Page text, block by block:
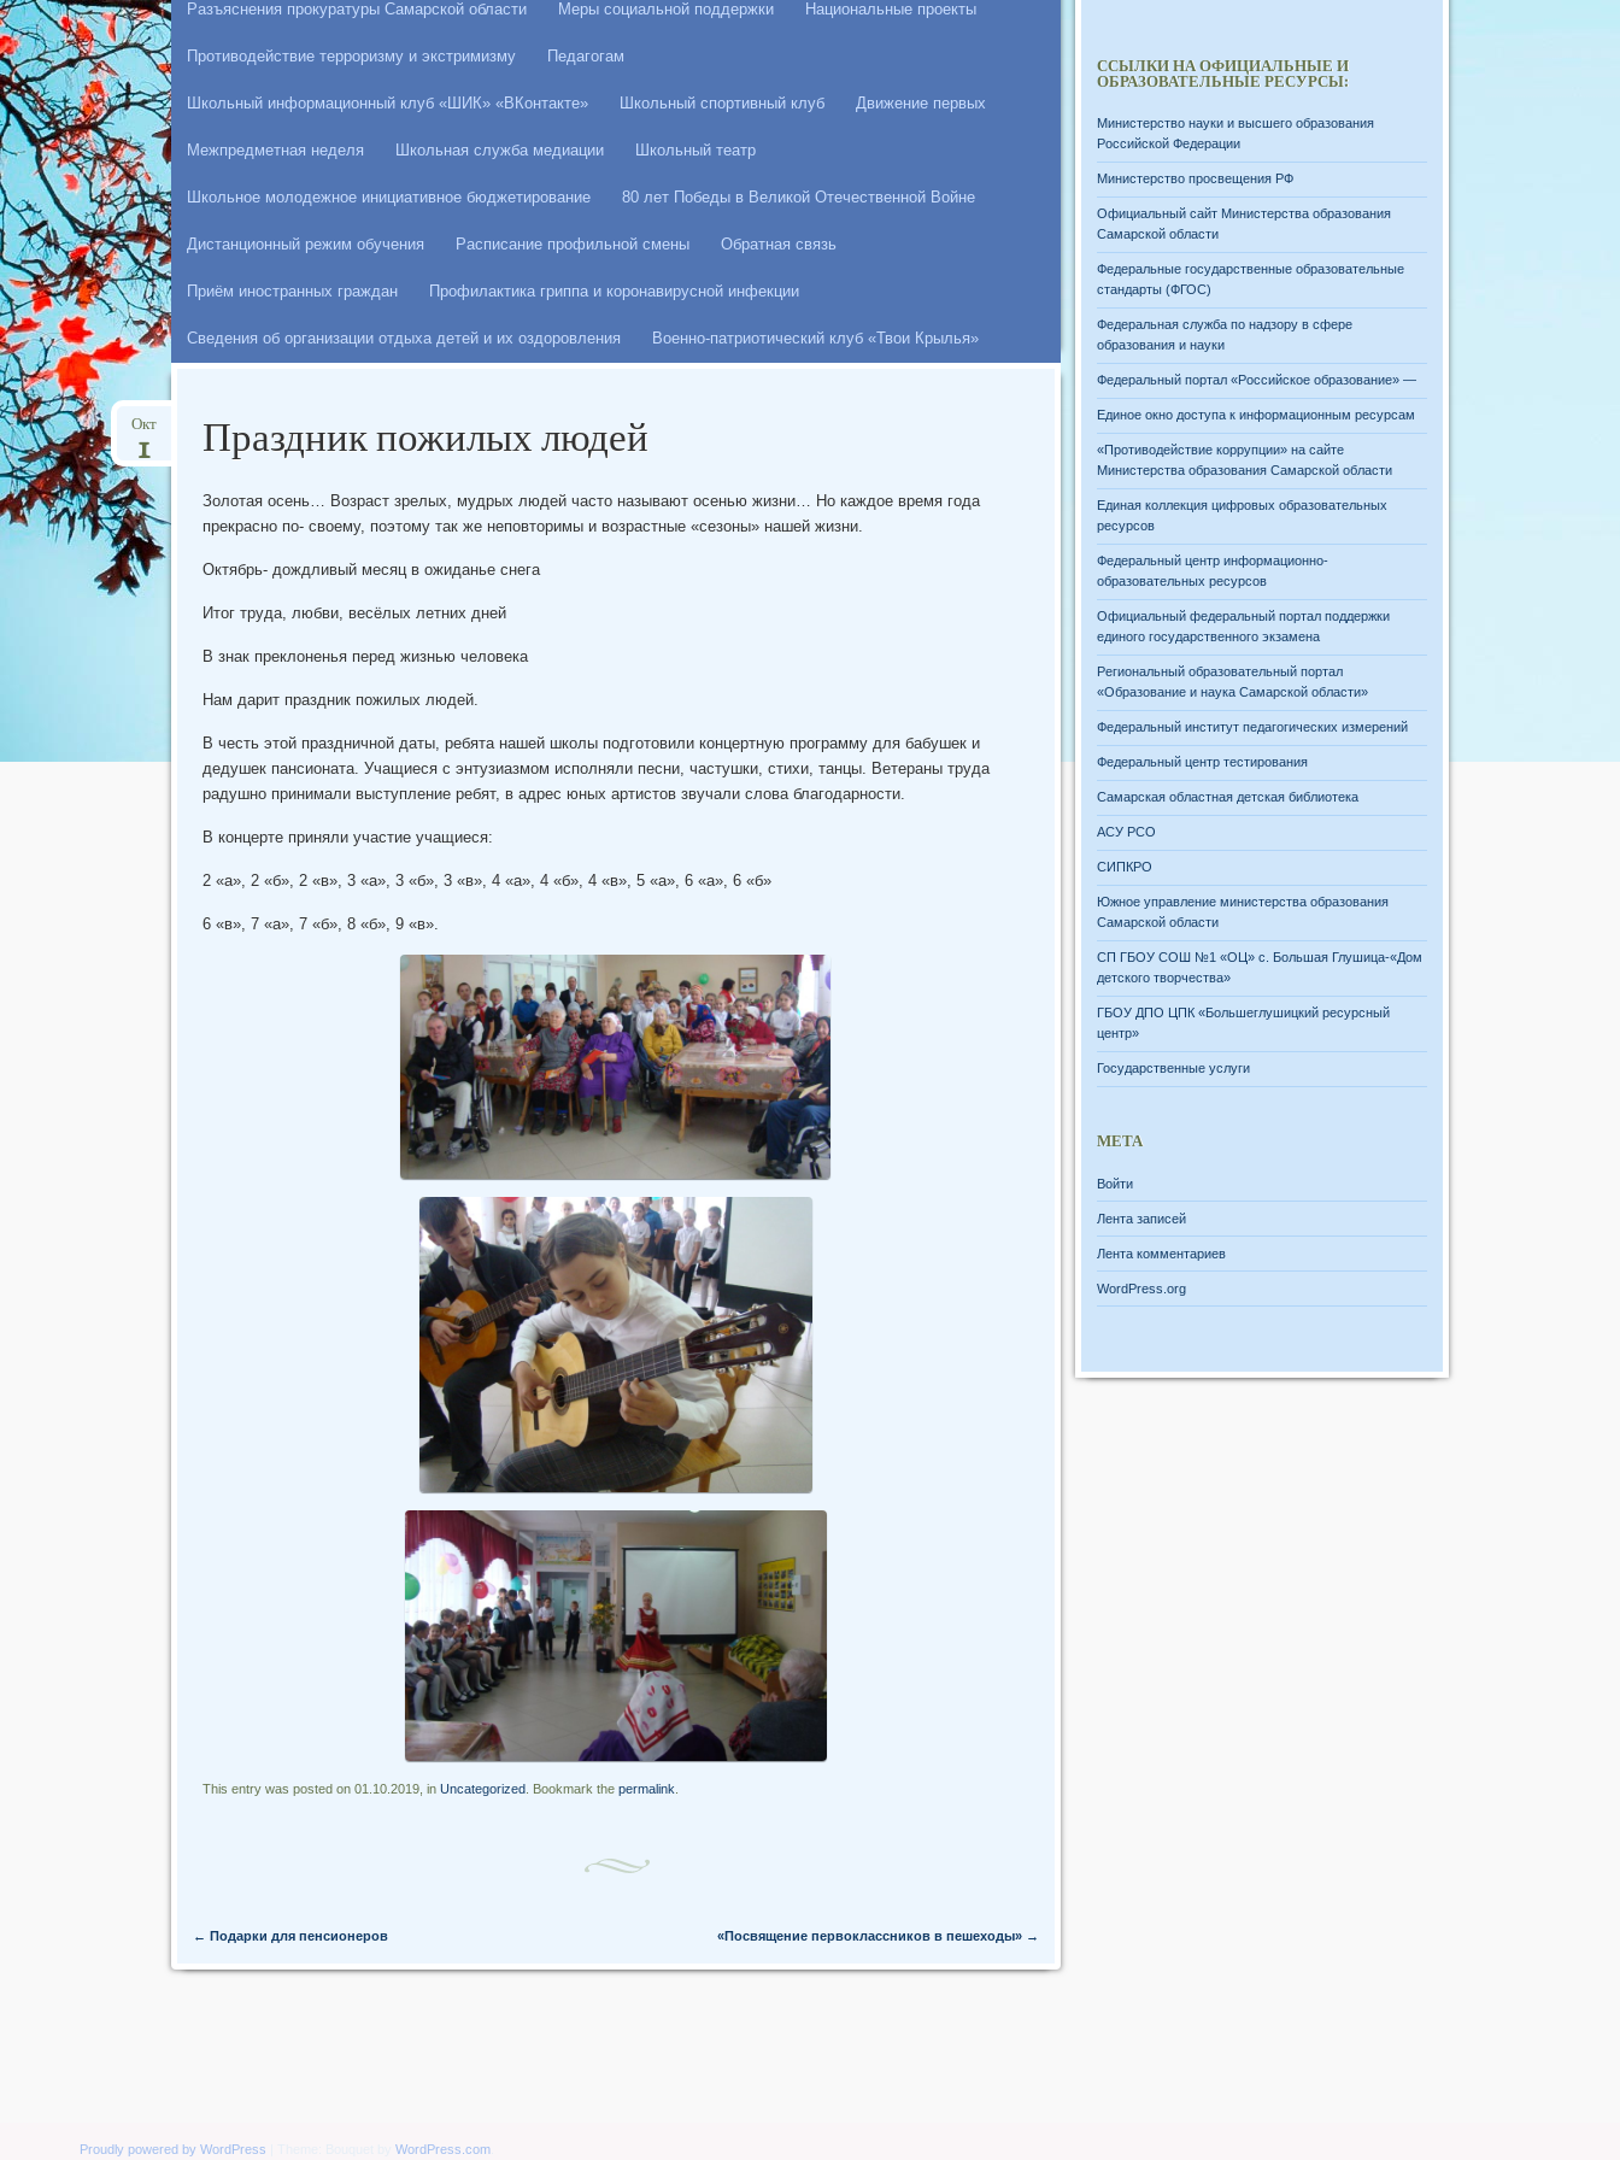
Разъяснения прокуратуры Самарской области Меры социальной поддержки Национальные проекты
Противодействие терроризму и экстримизму Педагогам
Школьный информационный клуб «ШИК» «ВКонтакте» Школьный спортивный клуб Движение первых
Межпредметная неделя Школьная служба медиации Школьный театр
Школьное молодежное инициативное бюджетирование 80 лет Победы в Великой Отечественной Войне
Дистанционный режим обучения Расписание профильной смены Обратная связь
Приём иностранных граждан Профилактика гриппа и коронавирусной инфекции
Сведения об организации отдыха детей и их оздоровления Военно-патриотический клуб «Твои Крылья»
Праздник пожилых людей
Окт
1
Золотая осень… Возраст зрелых, мудрых людей часто называют осенью жизни… Но каждое время года
прекрасно по- своему, поэтому так же неповторимы и возрастные «сезоны» нашей жизни.
Октябрь- дождливый месяц в ожиданье снега
Итог труда, любви, весёлых летних дней
В знак преклоненья перед жизнью человека
Нам дарит праздник пожилых людей.
В честь этой праздничной даты, ребята нашей школы подготовили концертную программу для бабушек и
дедушек пансионата. Учащиеся с энтузиазмом исполняли песни, частушки, стихи, танцы. Ветераны труда
радушно принимали выступление ребят, в адрес юных артистов звучали слова благодарности.
В концерте приняли участие учащиеся:
2 «а», 2 «б», 2 «в», 3 «а», 3 «б», 3 «в», 4 «а», 4 «б», 4 «в», 5 «а», 6 «а», 6 «б»
6 «в», 7 «а», 7 «б», 8 «б», 9 «в».
This entry was posted on 01.10.2019, in Uncategorized. Bookmark the permalink
Post navigation
← Подарки для пенсионеров «Посвящение первоклассников в пешеходы» →
ССЫЛКИ НА ОФИЦИАЛЬНЫЕ И
ОБРАЗОВАТЕЛЬНЫЕ РЕСУРСЫ:
Министерство науки и высшего образования
Российской Федерации
Министерство просвещения РФ
Официальный сайт Министерства образования
Самарской области
Федеральные государственные образовательные
стандарты (ФГОС)
Федеральная служба по надзору в сфере
образования и науки
Федеральный портал «Российское образование» —
Единое окно доступа к информационным ресурсам
«Противодействие коррупции» на сайте
Министерства образования Самарской области
Единая коллекция цифровых образовательных
ресурсов
Федеральный центр информационно-
образовательных ресурсов
Официальный федеральный портал поддержки
единого государственного экзамена
Региональный образовательный портал
«Образование и наука Самарской области»
Федеральный институт педагогических измерений
Федеральный центр тестирования
Самарская областная детская библиотека
АСУ РСО
СИПКРО
Южное управление министерства образования
Самарской области
СП ГБОУ СОШ №1 «ОЦ» с. Большая Глушица-«Дом
детского творчества»
ГБОУ ДПО ЦПК «Большеглушицкий ресурсный
центр»
Государственные услуги
МЕТА
Войти
Лента записей
Лента комментариев
WordPress.org
Proudly powered by WordPress WordPress.com